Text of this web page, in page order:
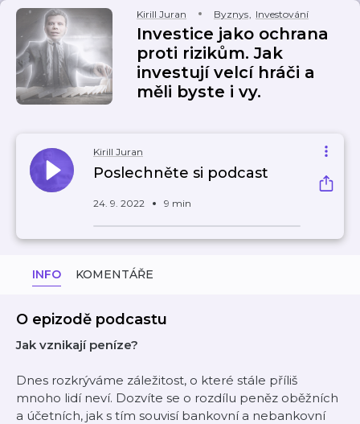
Kirill Juran Byznys, Investování
Investice jako ochrana
proti rizikům. Jak
investují velcí hráči a
měli byste i vy.
Kirill Juran
Poslechněte si podcast
24. 9. 2022 9 min
INFO KOMENTÁŘE
O epizodě podcastu
Jak vznikají peníze?
Dnes rozkrýváme záležitost, o které stále příliš
mnoho lidí neví. Dozvíte se o rozdílu peněz oběžních
a účetních, jak s tím souvisí bankovní a nebankovní